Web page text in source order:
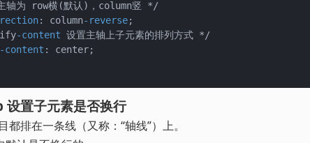
: column-reverse;
-content 设置主轴上子元素的排列方式 */
-content : center;
置子元素是否换行
都排在一条线（又称：“轴线”）上。